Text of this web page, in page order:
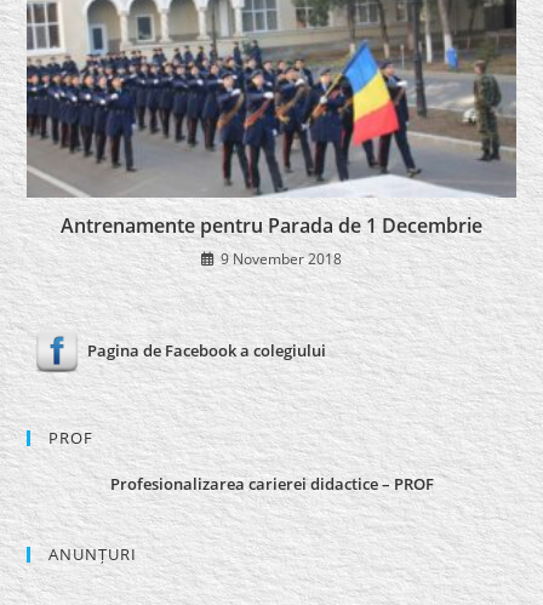
Antrenamente pentru Parada de 1 Decembrie
9 November 2018
Pagina de Facebook a colegiului
PROF
Profesionalizarea carierei didactice – PROF
ANUNȚURI